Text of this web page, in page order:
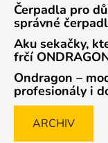
Čerpadla pro
správné
Aku sekačky,
frčí
Ondragon –
profesionály i
ARCHIV